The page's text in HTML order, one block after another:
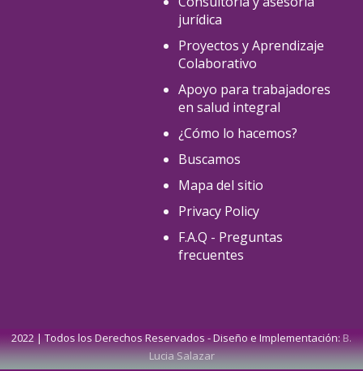
jurídica
Proyectos y Aprendizaje
Colaborativo
Apoyo para trabajadores
en salud integral
¿Cómo lo hacemos?
Buscamos
Mapa del sitio
Privacy Policy
F.A.Q - Preguntas
frecuentes
2022 | Todos los Derechos Reservados - Diseño e Implementación:B.
Lucia Salazar